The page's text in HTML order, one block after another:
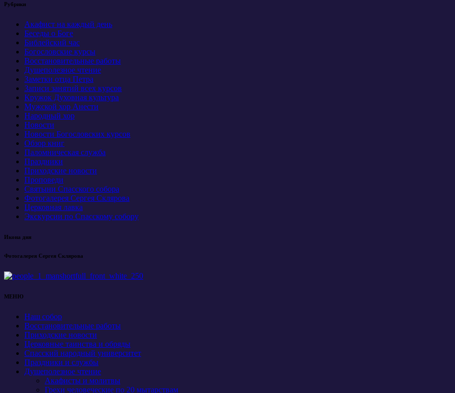
Рубрики
Акафист на каждый день
Беседы о Боге
Библейский час
Богословские курсы
Восстановительные работы
Душеполезное чтение
Заметки отца Петра
Записи занятий всех курсов
Кружок Духовная культура
Мужской хор Анести
Народный хор
Новости
Новости Богословских курсов
Обзор книг
Паломническая служба
Праздники
Приходские новости
Проповеди
Святыни Спасского собора
Фотогалерея Сергея Склярова
Церковная лавка
Экскурсии по Спасскому собору
Икона дня
Фотогалерея Сергея Склярова
МЕНЮ
Наш собор
Восстановительные работы
Приходские новости
Церковные таинства и обряды
Спасский народный университет
Праздники и службы
Душеполезное чтение
Акафисты и молитвы
Грехи человеческие по 20 мытарствам